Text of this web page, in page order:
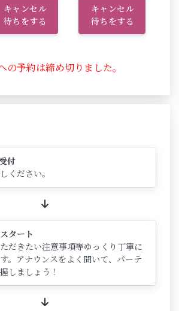
キャンセル
待ちをする
キャンセル
待ちをする
の予約は締め切りました。
付
ください。
タート
だきたい注意事項等ゆっくり丁寧に
。アナウンスをよく聞いて、パーテ
しましょう！